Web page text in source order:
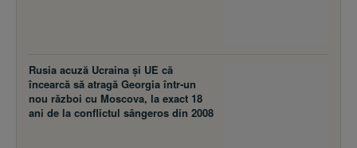
Rusia acuză Ucraina şi UE că
încearcă să atragă Georgia într-un
nou război cu Moscova, la exact 18
ani de la conflictul sângeros din 2008